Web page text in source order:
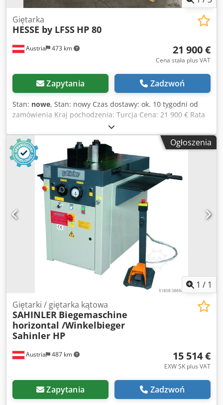
Austria 473 km
Giętarka
HESSE by LFSS HP 80
21 900 €
Cena stała plus VAT
Zapytania Zadzwoń
Stan: nowe, Stan: nowy Czas dostawy: ok. 10 tygodni od
zamówienia Kraj pochodzenia: Turcja Cena: 21 900 € Rata
leasingowa: 420,48 € Siła nacisku: 80 t Skok: 285 mm Maks.
zdolność gięcia – stal konstrukcyjna: 300x25 mm Stół:
750x1425 mm Wysokość sworznia roboczego: 300 mm
Średnica sworznia: 105 mm Prędkość robocza: 10 mm/s
Prędkość powrotu: 10 mm/s Silnik: 10 kW Wysokość
robocza: 930 mm Długość: 1430 mm Codswiqrcepfx Ab
Esha Szerokość: 750 mm Wysokość: 1450 mm Waga: 1700
kg Ustawianie skoku z cyfrowym wyświetlaczem Tryb pracy:
ręczny i automatyczny Sworznie i narzędzia hartowane i
szlifowane Narzędzie do gięcia Pedał nożny OPCJE:
Narzędzia tnące, wykrawające lub do gięcia rur na
Ogłoszenia
1 / 1
Austria 487 km
Giętarki / giętarka kątowa
SAHINLER Biegemaschine
horizontal /Winkelbieger
Sahinler HP
15 514 €
EXW SK plus VAT
Zapytania Zadzwoń